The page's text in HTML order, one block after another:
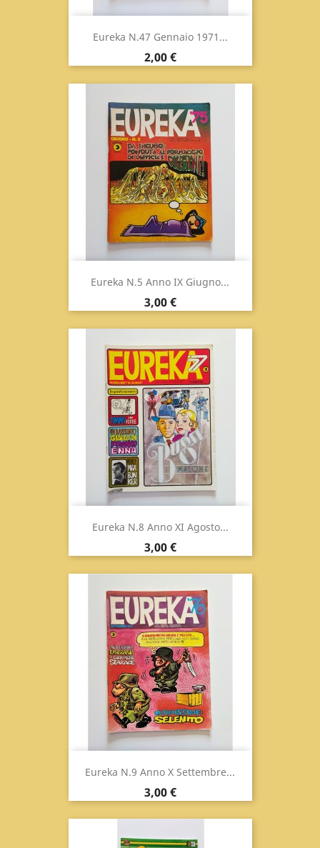
Eureka N.47 Gennaio 1971...
Prezzo
2,00 €
Eureka N.5 Anno IX Giugno...
Prezzo
3,00 €
Eureka N.8 Anno XI Agosto...
Prezzo
3,00 €
Eureka N.9 Anno X Settembre...
Prezzo
3,00 €